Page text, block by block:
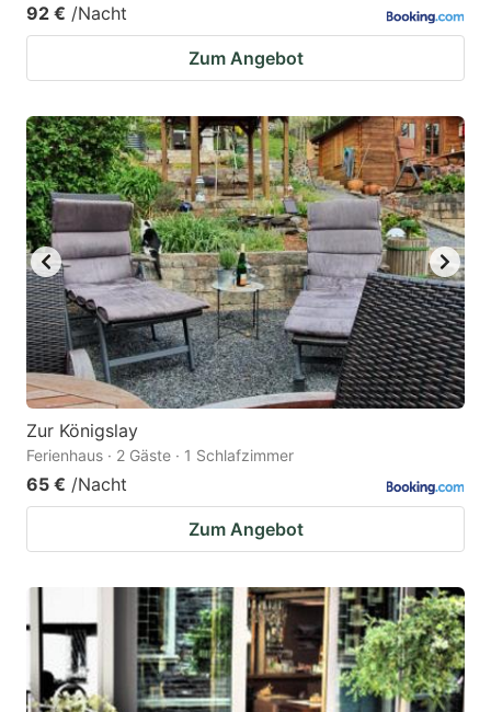
92 € /Nacht
Zum Angebot
Zur Königslay
Ferienhaus · 2 Gäste · 1 Schlafzimmer
65 € /Nacht
Zum Angebot